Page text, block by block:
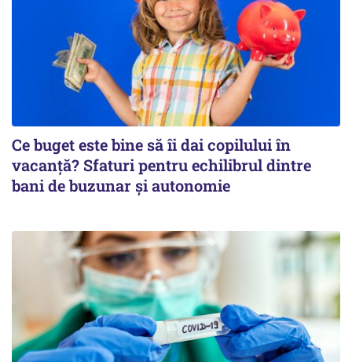
Ce buget este bine să îi dai copilului în
vacanță? Sfaturi pentru echilibrul dintre
bani de buzunar și autonomie